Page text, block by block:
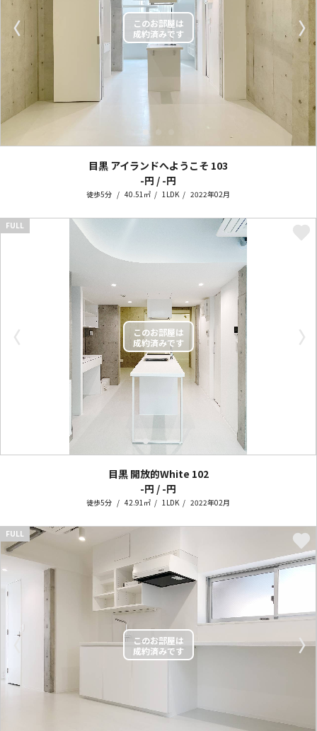
〈 〉
目黒 アイランドへようこそ 103
-円 / -円
徒歩5分 40.51㎡ 1LDK 2022年02月
〈 〉
FULL
目黒 開放的White 102
-円 / -円
徒歩5分 42.91㎡ 1LDK 2022年02月
〈 〉
FULL